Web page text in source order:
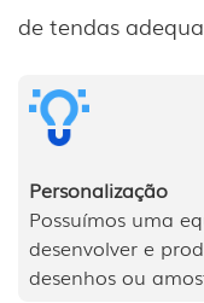
de tendas
Personalização
Possuímos uma
desenvolver e
desenhos ou